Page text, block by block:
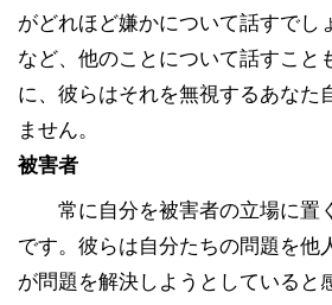
がどれほど嫌かについて話すでし
など、他のことについて話すこと
に、彼らはそれを無視するあなた
ません。
被害者
常に自分を被害者の立場に置
です。彼らは自分たちの問題を他
が問題を解決しようとしていると